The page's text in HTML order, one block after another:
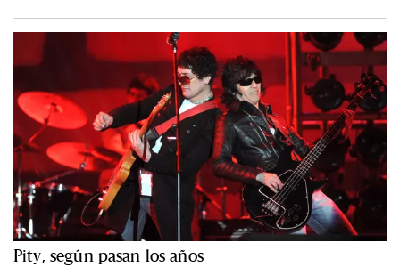
Pity, según pasan los años